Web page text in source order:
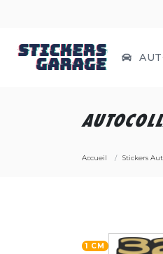
Accueil Stickers
1 CM